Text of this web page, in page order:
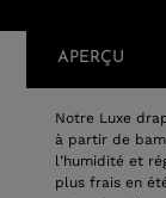
APERÇU
Notre Luxe
à partir de
l’humidité et
plus frais en